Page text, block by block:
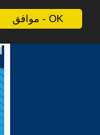
موافق - OK